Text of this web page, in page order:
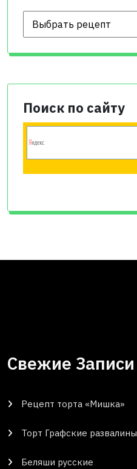
Поиск по сайту
Свежие Записи
Рецепт торта «Мишка»
Торт Графские развалины
Беляши русские